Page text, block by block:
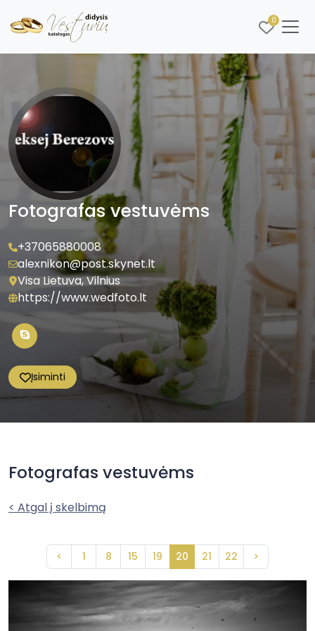
0
Fotografas vestuvėms
+37065880008
alexnikon@post.skynet.lt
Visa Lietuva, Vilnius
https://www.wedfoto.lt
Įsiminti
Fotografas vestuvėms
< Atgal į skelbimą
< 1 8 15 19 20 21 22 >